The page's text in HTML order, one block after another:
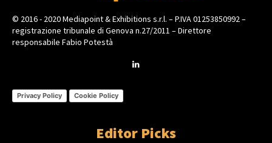
© 2016 - 2020 Mediapoint & Exhibitions s.r.l. – P.IVA 01253850992 –
registrazione tribunale di Genova n.27/2011 – Direttore
responsabile Fabio Potestà
Privacy Policy Cookie Policy
Editor Picks